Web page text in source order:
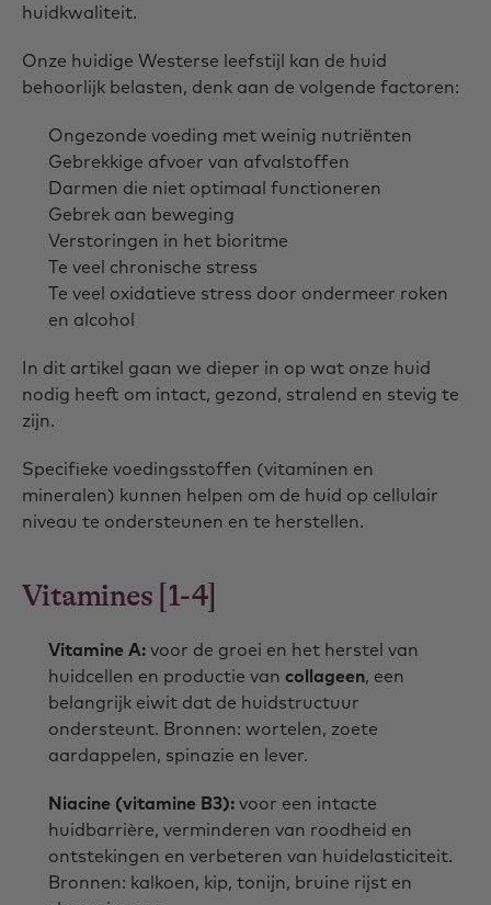
huidkwaliteit.
Onze huidige Westerse leefstijl kan de huid
behoorlijk belasten, denk aan de volgende factoren:
Ongezonde voeding met weinig nutriënten
Gebrekkige afvoer van afvalstoffen
Darmen die niet optimaal functioneren
Gebrek aan beweging
Verstoringen in het bioritme
Te veel chronische stress
Te veel oxidatieve stress door ondermeer roken
en alcohol
In dit artikel gaan we dieper in op wat onze huid
nodig heeft om intact, gezond, stralend en stevig te
zijn.
Specifieke voedingsstoffen (vitaminen en
mineralen) kunnen helpen om de huid op cellulair
niveau te ondersteunen en te herstellen.
Vitamines [1-4]
Vitamine A: voor de groei en het herstel van
huidcellen en productie van collageen, een
belangrijk eiwit dat de huidstructuur
ondersteunt. Bronnen: wortelen, zoete
aardappelen, spinazie en lever.
Niacine (vitamine B3): voor een intacte
huidbarrière, verminderen van roodheid en
ontstekingen en verbeteren van huidelasticiteit.
Bronnen: kalkoen, kip, tonijn, bruine rijst en